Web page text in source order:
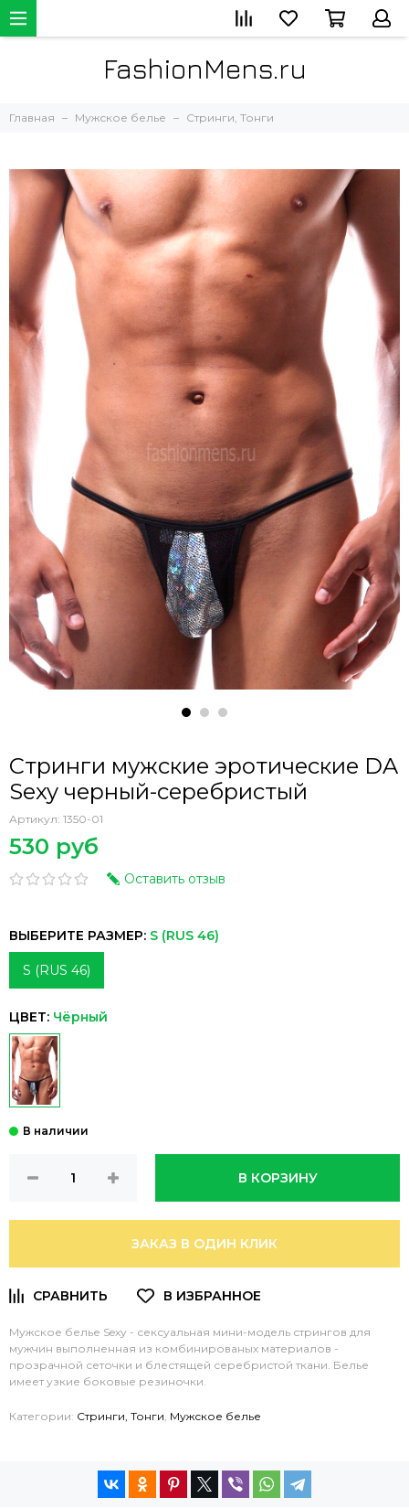
FashionMens.ru
Главная Мужское белье Стринги, Тонги
Стринги мужские эротические DA
Sexy черный-серебристый
Артикул: 1350-01
530 руб
Оставить отзыв
ВЫБЕРИТЕ РАЗМЕР: S (RUS 46)
S (RUS 46)
ЦВЕТ: Чёрный
В КОРЗИНУ
ЗАКАЗ В ОДИН КЛИК
Мужское белье Sexy - сексуальная мини-модель стрингов для
мужчин выполненная из комбинированых материалов -
прозрачной сеточки и блестящей серебристой ткани. Белье
имеет узкие боковые резиночки.
Категории: Стринги, Тонги, Мужское белье